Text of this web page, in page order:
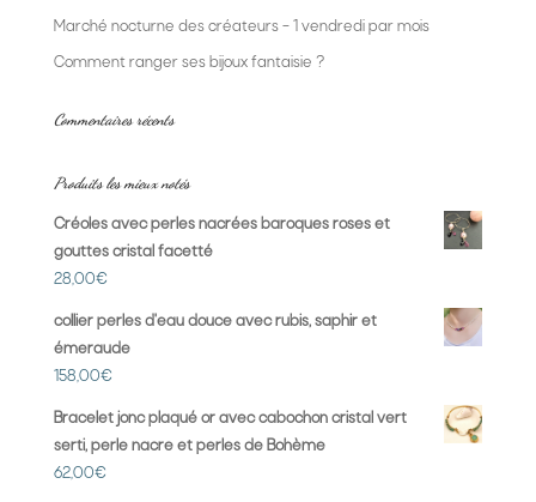
Marché nocturne des créateurs – 1 vendredi par mois
Comment ranger ses bijoux fantaisie ?
Commentaires récents
Produits les mieux notés
Créoles avec perles nacrées baroques roses et
gouttes cristal facetté
28,00€
collier perles d'eau douce avec rubis, saphir et
émeraude
158,00€
Bracelet jonc plaqué or avec cabochon cristal vert
serti, perle nacre et perles de Bohème
62,00€